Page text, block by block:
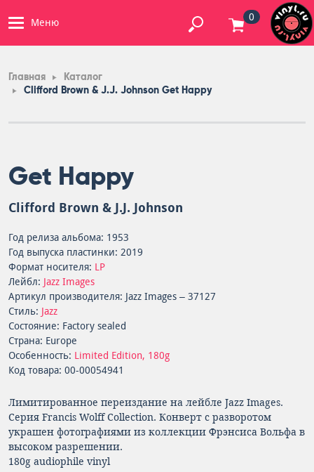
Меню 0
Главная
Каталог
Clifford Brown & J.J. Johnson Get Happy
Get Happy
Clifford Brown & J.J. Johnson
Год релиза альбома: 1953
Год выпуска пластинки: 2019
Формат носителя: LP
Лейбл: Jazz Images
Артикул производителя: Jazz Images – 37127
Стиль: Jazz
Состояние: Factory sealed
Страна: Europe
Особенность: Limited Edition, 180g
Код товара: 00-00054941
Лимитированное переиздание на лейбле Jazz Images.
Серия Francis Wolff Collection. Конверт с разворотом
украшен фотографиями из коллекции Фрэнсиса Вольфа в
высоком разрешении.
180g audiophile vinyl